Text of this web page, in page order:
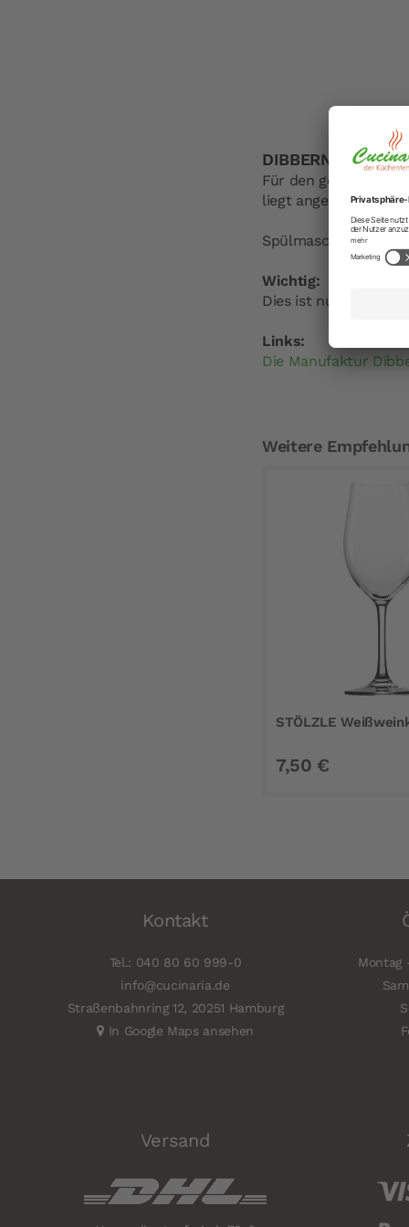
DIBBERN Solid
Für den gemütlichen
liegt angenehm in
Spülmaschinen- und
Wichtig:
Dies ist nur die
Links:
Die Manufaktur
Weitere
STÖLZLE
7,50 €
Kontakt
Tel.: 040 80 60 999-0
info@cucinaria.de
Straßenbahnring 12, 20251 Hamburg
In Google Maps ansehen
Montag
Versand